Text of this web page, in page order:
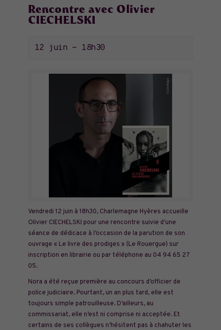
Rencontre avec Olivier
CIECHELSKI
12 juin - 18h30
Vendredi 12 juin à 18h30, Charlemagne Hyères accueille
Olivier CIECHELSKI pour une rencontre suivie d’une
séance de dédicace à l’occasion de la parution de son
ouvrage « Le livre des prodiges » (Le Rouergue) sur
inscription en librairie ou par téléphone au 04 94 65 27
05.
Nora a été reçue première au concours d’officier de
police judiciaire. Pourtant, un an plus tard, elle est
toujours simple patrouilleuse. D’ailleurs, au
commissariat, elle n’est ni comprise ni acceptée. Et
certains de ses collègues n’hésitent pas à chahuter les